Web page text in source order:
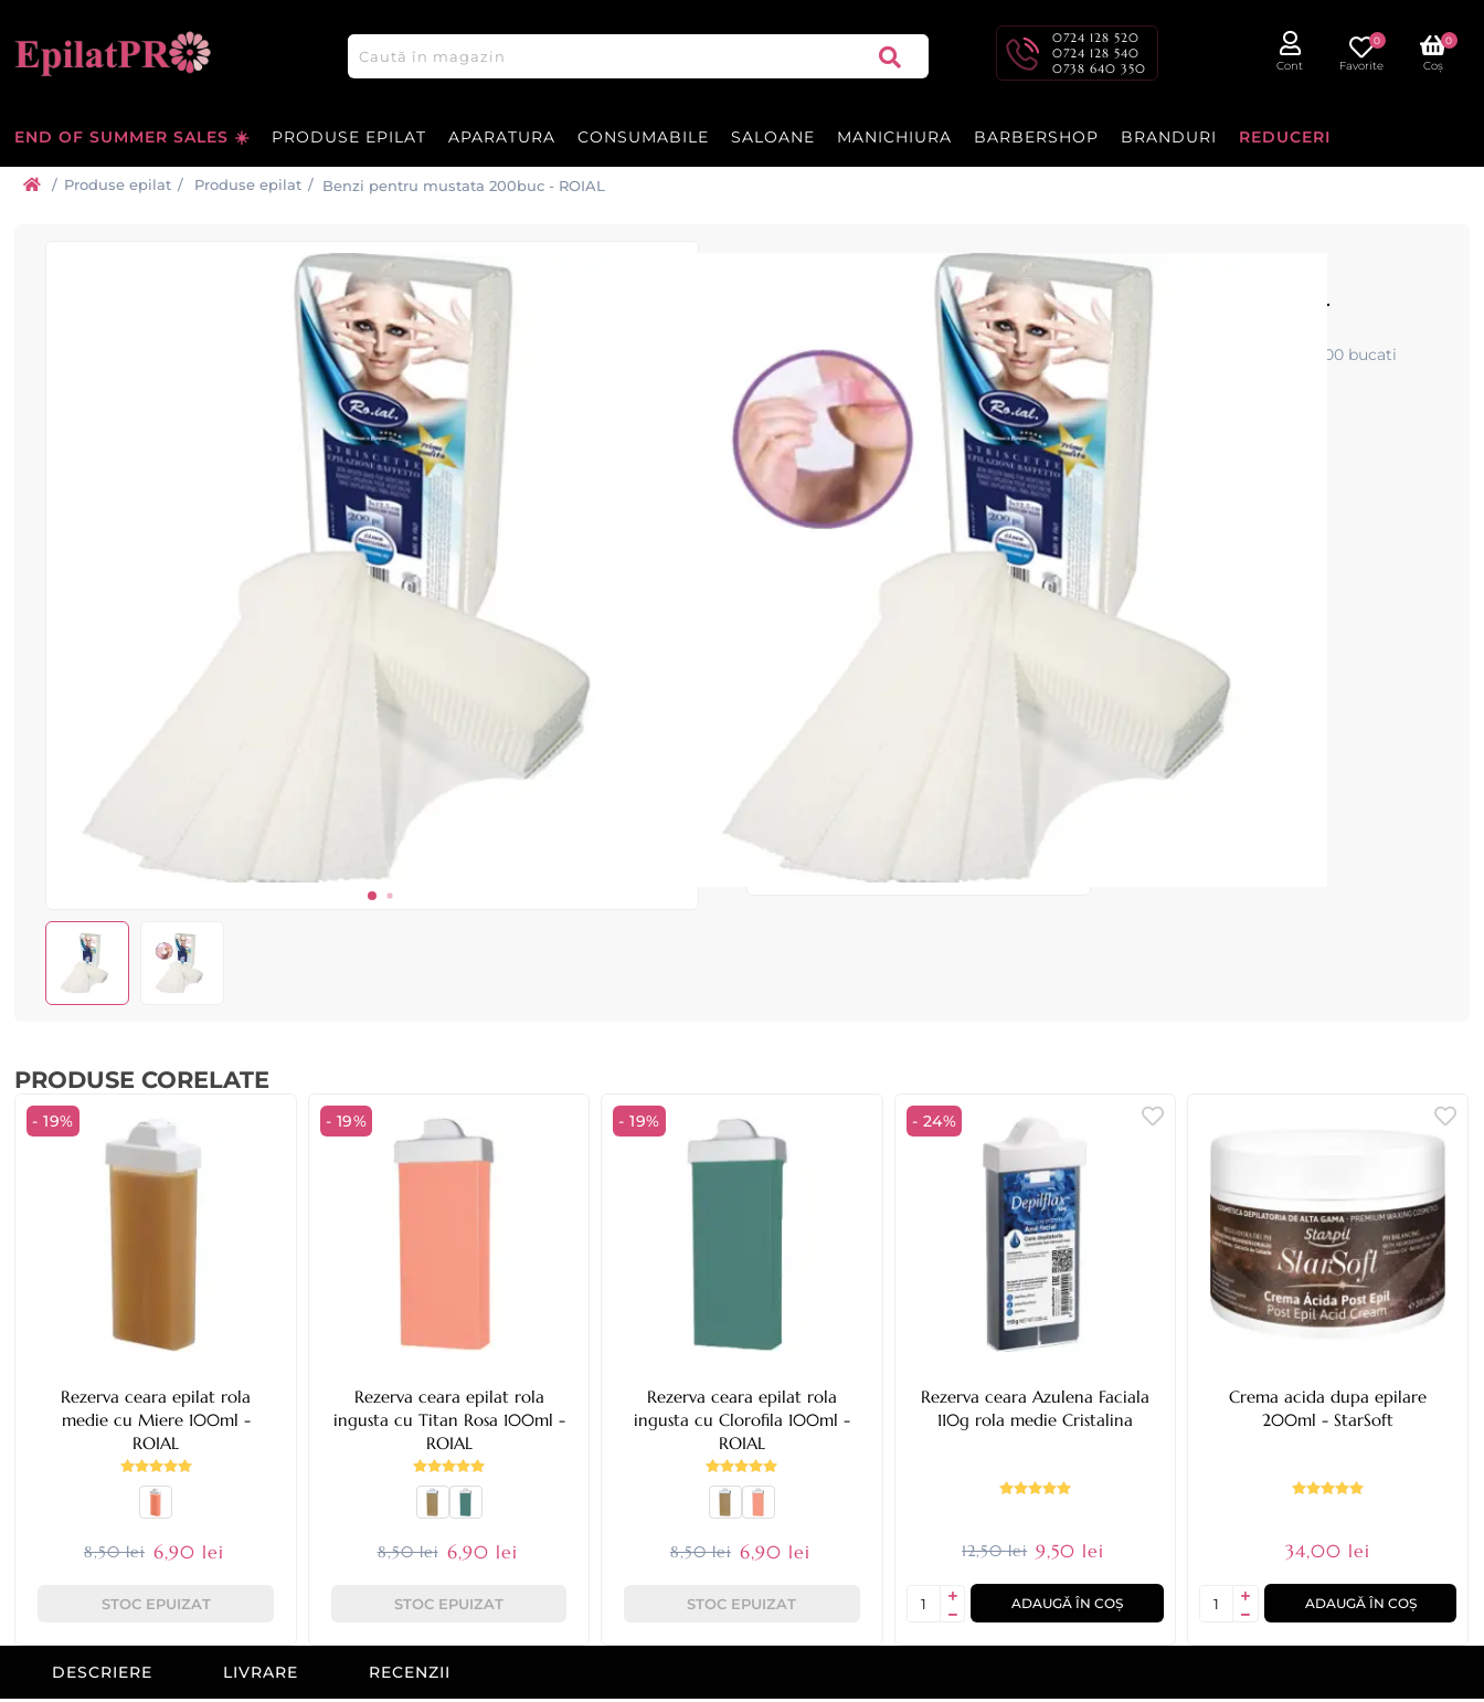
0724 128 520
0724 128 540
0738 640 350
Cont Favorite
0
Coș
0
END OF SUMMER SALES ☀️ PRODUSE EPILAT APARATURA CONSUMABILE SALOANE MANICHIURA BARBERSHOP BRANDURI REDUCERI
/ Produse epilat / Produse epilat / Benzi pentru mustata 200buc - ROIAL
Benzi pentru mustata 200buc - ROIAL
Benzi mustata pentru epilat din hartie de calitate superioara in pachet de 200 bucati
dimensiunea 3cm x 12,5cm
59 recenzii Adăugați recenzia dvs.
💰 puncte în valoare de de
Consultanță? Sună acum 0724 128 520
PRODUSE CORELATE
- 19%
Rezerva ceara epilat rola
medie cu Miere 100ml -
ROIAL
8,50 lei 6,90 lei
STOC EPUIZAT
- 19%
Rezerva ceara epilat rola
ingusta cu Titan Rosa 100ml -
ROIAL
8,50 lei 6,90 lei
STOC EPUIZAT
- 19%
Rezerva ceara epilat rola
ingusta cu Clorofila 100ml -
ROIAL
8,50 lei 6,90 lei
STOC EPUIZAT
- 24%
Rezerva ceara Azulena Faciala
110g rola medie Cristalina
12,50 lei 9,50 lei
ADAUGĂ ÎN COȘ
Crema acida dupa epilare
200ml - StarSoft
34,00 lei
ADAUGĂ ÎN COȘ
DESCRIERE LIVRARE RECENZII